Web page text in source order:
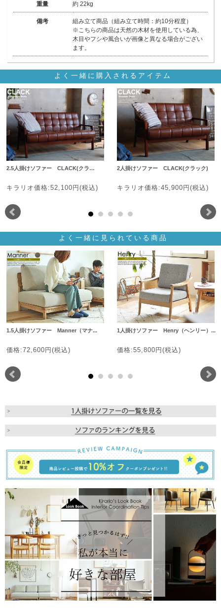
重量 約 22kg
備考
組み立て商品（組み立て時間：約10分程度）
※こちらの商品は天然の木材を使用している為、
木目やフシや風合いが画像と異なる場合がござい
ます。
よく一緒に購入されるアイテム
2.5人掛けソファー CLACK(クラ…
キラリオ価格:52,100円(税込)
2人掛けソファー CLACK(クラック)
キラリオ価格:45,900円(税込)
よく一緒に見られている商品
1.5人掛けソファー Manner（マナ...
価格:72,600円(税込)
1人掛けソファー Henry（ヘンリー）...
価格:55,800円(税込)